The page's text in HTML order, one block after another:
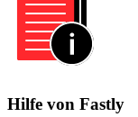
Hilfe von Fastly